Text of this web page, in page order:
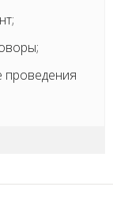
проведения